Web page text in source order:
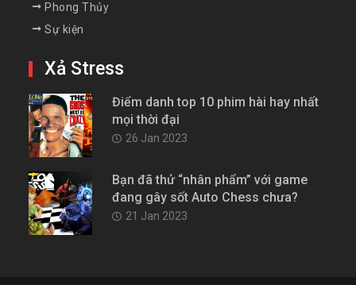
Phong Thủy
Sự kiện
Xả Stress
Điểm danh top 10 phim hài hay nhất
mọi thời đại
26 Jan 2023
Bạn đã thử “nhân phẩm” với game
đang gây sốt Auto Chess chưa?
21 Jan 2023